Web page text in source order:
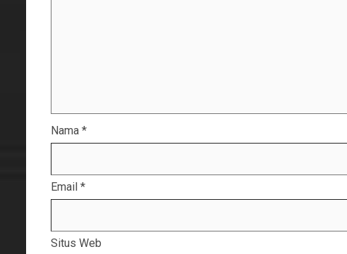
Nama *
Email *
Situs Web